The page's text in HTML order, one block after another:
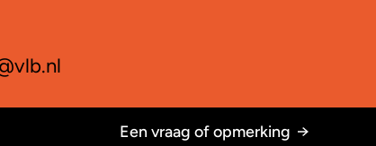
Een vraag of opmerking